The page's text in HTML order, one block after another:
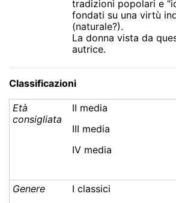
tradizioni popolari e
fondati su una virtù
(naturale?).
La donna vista da
autrice.
Classificazioni
Età
consigliata
II media
III media
IV media
Genere
I classici